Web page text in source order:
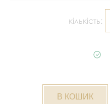
кількість: